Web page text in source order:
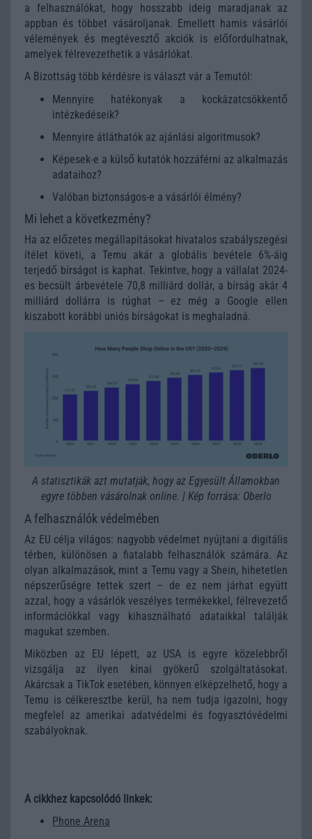
a felhasználókat, hogy hosszabb ideig maradjanak az
appban és többet vásároljanak. Emellett hamis vásárlói
vélemények és megtévesztő akciók is előfordulhatnak,
amelyek félrevezethetik a vásárlókat.
A Bizottság több kérdésre is választ vár a Temutól:
Mennyire hatékonyak a kockázatcsökkentő
intézkedéseik?
Mennyire átláthatók az ajánlási algoritmusok?
Képesek-e a külső kutatók hozzáférni az alkalmazás
adataihoz?
Valóban biztonságos-e a vásárlói élmény?
Mi lehet a következmény?
Ha az előzetes megállapításokat hivatalos szabályszegési
ítélet követi, a Temu akár a globális bevétele 6%-áig
terjedő bírságot is kaphat. Tekintve, hogy a vállalat 2024-
es becsült árbevétele 70,8 milliárd dollár, a bírság akár 4
milliárd dollárra is rúghat – ez még a Google ellen
kiszabott korábbi uniós bírságokat is meghaladná.
A statisztikák azt mutatják, hogy az Egyesült Államokban
egyre többen vásárolnak online. | Kép forrása: Oberlo
A felhasználók védelmében
Az EU célja világos: nagyobb védelmet nyújtani a digitális
térben, különösen a fiatalabb felhasználók számára. Az
olyan alkalmazások, mint a Temu vagy a Shein, hihetetlen
népszerűségre tettek szert – de ez nem járhat együtt
azzal, hogy a vásárlók veszélyes termékekkel, félrevezető
információkkal vagy kihasználható adataikkal találják
magukat szemben.
Miközben az EU lépett, az USA is egyre közelebbről
vizsgálja az ilyen kínai gyökerű szolgáltatásokat.
Akárcsak a TikTok esetében, könnyen elképzelhető, hogy a
Temu is célkeresztbe kerül, ha nem tudja igazolni, hogy
megfelel az amerikai adatvédelmi és fogyasztóvédelmi
szabályoknak.
A cikkhez kapcsolódó linkek:
Phone Arena